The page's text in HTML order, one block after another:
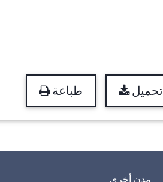
طباعة تحميل
مدن أخرى